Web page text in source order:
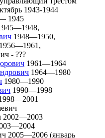
1943-1944
1945
1948—1950,
1956—1961,
- ???
1961—1964
1964—1980
1980—1990
1990—1998
2002—2003
2005—2006 (январь